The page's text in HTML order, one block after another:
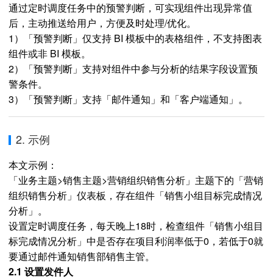
通过定时调度任务中的预警判断，可实现组件出现异常值
后，主动推送给用户，方便及时处理/优化。
1）「预警判断」仅支持 BI 模板中的表格组件，不支持图表
组件或非 BI 模板。
2）「预警判断」支持对组件中参与分析的结果字段设置预
警条件。
3）「预警判断」支持「邮件通知」和「客户端通知」。
2. 示例
本文示例：
「业务主题>销售主题>营销组织销售分析」主题下的「营销
组织销售分析」仪表板，存在组件「销售小组目标完成情况
分析」。
设置定时调度任务，每天晚上18时，检查组件「销售小组目
标完成情况分析」中是否存在项目利润率低于0，若低于0就
要通过邮件通知销售部销售主管。
2.1 设置发件人